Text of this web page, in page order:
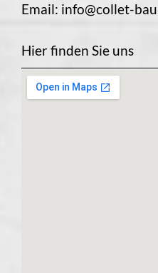
Email: info@collet-
Hier finden Sie uns